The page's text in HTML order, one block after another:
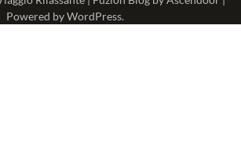
Powered byWordPress.